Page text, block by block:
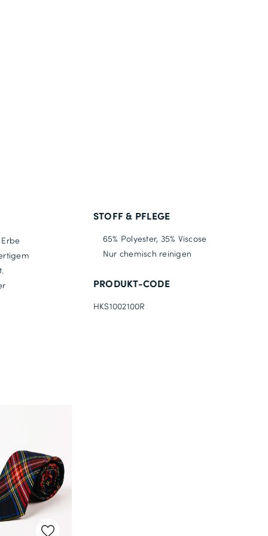
STOFF & PFLEGE
65% Polyester, 35% Viscose
Nur chemisch reinigen
PRODUKT-CODE
HKS1002100R